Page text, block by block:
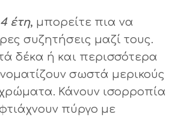
έτη, μπορείτε πια να
συζητήσεις μαζί τους.
δέκα ή και περισσότερα
σωστά μερικούς
Κάνουν ισορροπία
πύργο με